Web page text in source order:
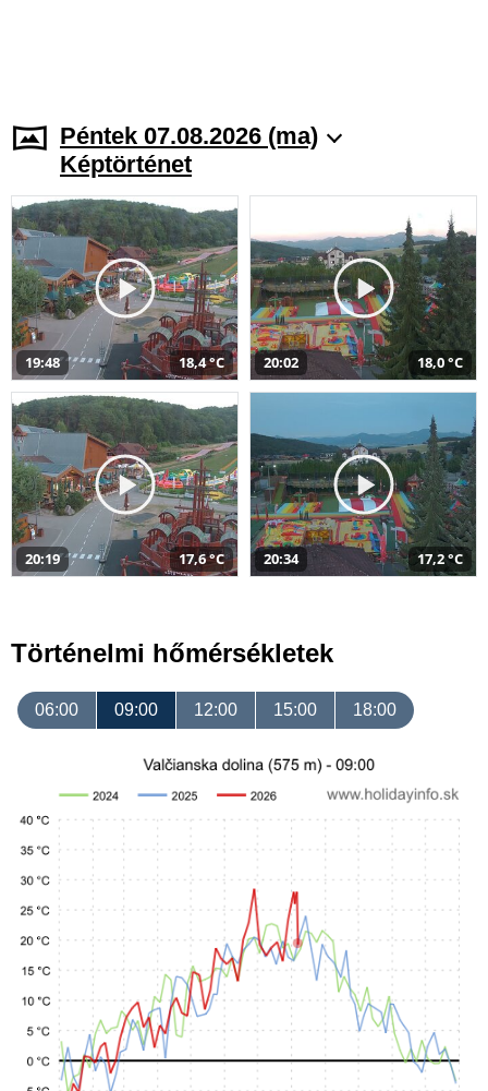
Péntek 07.08.2026 (ma)
Képtörténet
19:48 18,4 °C 20:02 18,0 °C
20:19 17,6 °C 20:34 17,2 °C
Történelmi hőmérsékletek
06:00 09:00 12:00 15:00 18:00